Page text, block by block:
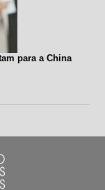
para a China